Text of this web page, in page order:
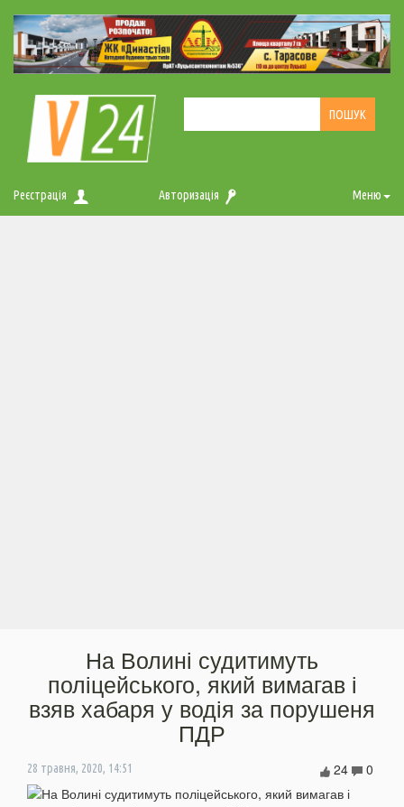
Реєстрація Авторизація Меню
На Волині судитимуть
поліцейського, який вимагав і
взяв хабаря у водія за порушеня
ПДР
28 травня, 2020, 14:51 0
24